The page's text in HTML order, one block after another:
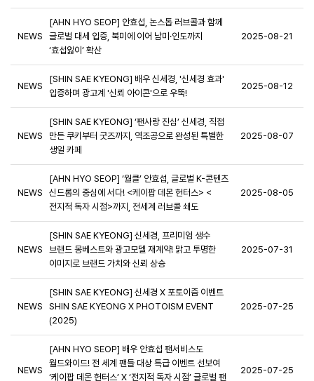
NEWS
[AHN HYO SEOP] 안효섭, 논스톱 러브콜과 함께
글로벌 대세 입증, 북미에 이어 남미·인도까지
‘효섭앓이’ 확산
2025-08-21
NEWS
[SHIN SAE KYEONG] 배우 신세경, '신세경 효과'
입증하며 광고계 '신뢰 아이콘'으로 우뚝!
2025-08-12
NEWS
[SHIN SAE KYEONG] ‘팬사랑 진심’ 신세경, 직접
만든 쿠키부터 굿즈까지, 역조공으로 완성된 특별한
생일 카페
2025-08-07
NEWS
[AHN HYO SEOP] ‘월클’ 안효섭, 글로벌 K-콘텐츠
신드롬의 중심에 서다! <케이팝 데몬 헌터스> <
전지적 독자 시점>까지, 전세계 러브콜 쇄도
2025-08-05
NEWS
[SHIN SAE KYEONG] 신세경, 프리미엄 생수
브랜드 몽베스트와 광고모델 재계약! 맑고 투명한
이미지로 브랜드 가치와 신뢰 상승
2025-07-31
NEWS
[SHIN SAE KYEONG] 신세경 X 포토이즘 이벤트
SHIN SAE KYEONG X PHOTOISM EVENT
(2025)
2025-07-25
NEWS
[AHN HYO SEOP] 배우 안효섭 팬서비스도
월드와이드! 전 세계 팬들 대상 특급 이벤트 선보여
‘케이팝 데몬 헌터스’ X ‘전지적 독자 시점’ 글로벌 팬
2025-07-25